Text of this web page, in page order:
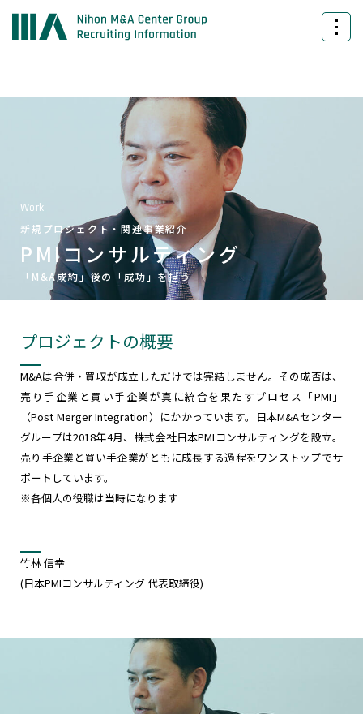
Work
新規プロジェクト・関連事業紹介
PMIコンサルティング
「M&A成約」後の「成功」を担う
プロジェクトの概要
M&Aは合併・買収が成立しただけでは完結しません。その成否は、
売り手企業と買い手企業が真に統合を果たすプロセス「PMI」
（Post Merger Integration）にかかっています。日本M&Aセンター
グループは2018年4月、株式会社日本PMIコンサルティングを設立。
売り手企業と買い手企業がともに成長する過程をワンストップでサ
ポートしています。
※各個人の役職は当時になります
竹林 信幸
(日本PMIコンサルティング 代表取締役)